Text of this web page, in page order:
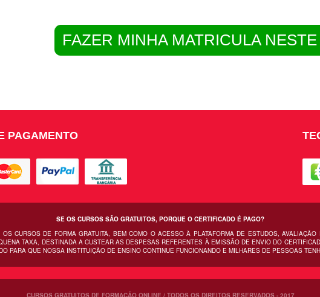
FAZER MINHA MATRICULA
PAGAMENTO
SE OS CURSOS SÃO GRATUITOS, PORQUE O CERTIFICADO É PAGO?
CURSOS DE FORMA GRATUITA, BEM COMO O ACESSO À PLATAFORMA DE ESTUDOS,
TAXA, DESTINADA A CUSTEAR AS DESPESAS REFERENTES À EMISSÃO DE ENVIO DO
PARA QUE NOSSA INSTITUIÇÃO DE ENSINO CONTINUE FUNCIONANDO E MILHARES DE PESSOAS
CURSOS GRATUITOS DE FORMAÇÃO ONLINE / TODOS OS DIREITOS RESERVADOS - 2017